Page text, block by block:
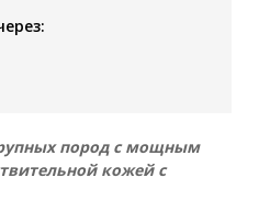
пород с мощным
кожей с